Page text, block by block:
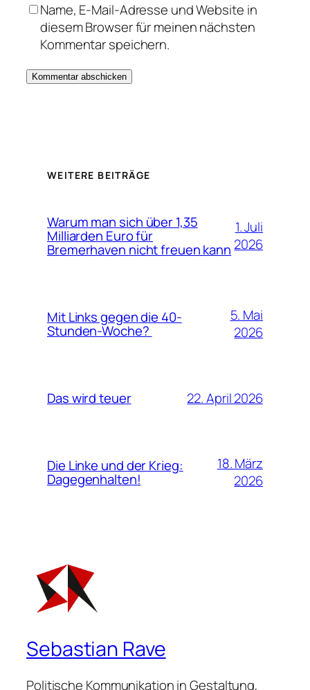
Name, E-Mail-Adresse und Website in
diesem Browser für meinen nächsten
Kommentar speichern.
WEITERE BEITRÄGE
Warum man sich über 1,35
Milliarden Euro für
Bremerhaven nicht freuen kann
1. Juli
2026
Mit Links gegen die 40-
Stunden-Woche?
5. Mai
2026
Das wird teuer 22. April 2026
Die Linke und der Krieg:
Dagegenhalten!
18. März
2026
Sebastian Rave
Politische Kommunikation in Gestaltung,